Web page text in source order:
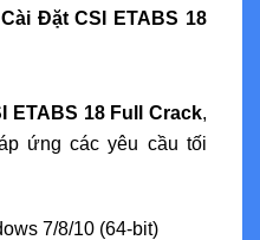
Đặt CSI ETABS 18
ETABS 18 Full Crack,
ứng các yêu cầu tối
7/8/10 (64-bit)